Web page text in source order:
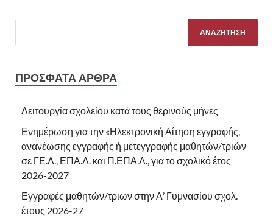
ΠΡΌΣΦΑΤΑ ΆΡΘΡΑ
Λειτουργία σχολείου κατά τους θερινούς μήνες
Ενημέρωση για την «Ηλεκτρονική Αίτηση εγγραφής,
ανανέωσης εγγραφής ή μετεγγραφής μαθητών/τριών
σε ΓΕ.Λ., ΕΠΑ.Λ. και Π.ΕΠΑ.Λ., για το σχολικό έτος
2026-2027
Εγγραφές μαθητών/τριων στην Α’ Γυμνασίου σχολ.
έτους 2026-27